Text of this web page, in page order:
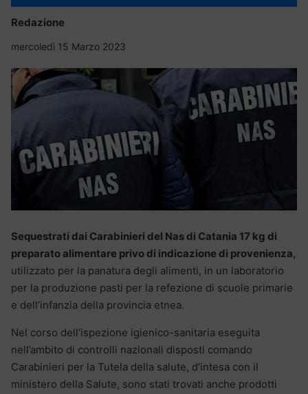
Redazione
mercoledì 15 Marzo 2023
Sequestrati dai Carabinieri del Nas di Catania 17 kg di
preparato alimentare privo di indicazione di provenienza,
utilizzato per la panatura degli alimenti, in un laboratorio
per la produzione pasti per la refezione di scuole primarie
e dell’infanzia della provincia etnea.
Nel corso dell’ispezione igienico-sanitaria eseguita
nell’ambito di controlli nazionali disposti comando
Carabinieri per la Tutela della salute, d’intesa con il
ministero della Salute, sono stati trovati anche prodotti